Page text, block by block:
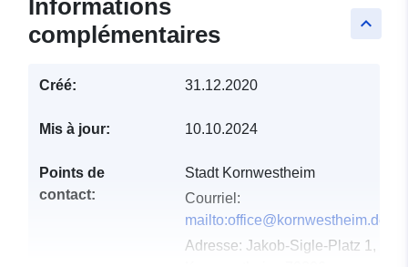
keyboard_arrow_up
Informations
complémentaires
Créé: 31.12.2020
Mis à jour: 10.10.2024
Points de
contact:
Stadt Kornwestheim
Courriel:
mailto:office@kornwestheim.de
Adresse: Jakob-Sigle-Platz 1,